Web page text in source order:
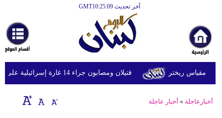
آخر تحديث GMT10:25:09
أخبارعاجلة
رياضة
ثقافة
إقتصاد
قتيلان ومصابون جراء 14 غارة إسرائيلية على شرق وجنوب لبنان
أخبارعاجلة » أخبار عاجلة